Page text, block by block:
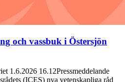
och vassbuk i Östersjön
1.6.2026 16.12Pressmeddelande
(ICES) nya vetenskapliga råd